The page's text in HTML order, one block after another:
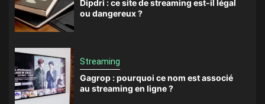
Dipdri : ce site de streaming est-il légal
ou dangereux ?
Streaming
Gagrop : pourquoi ce nom est associé
au streaming en ligne ?